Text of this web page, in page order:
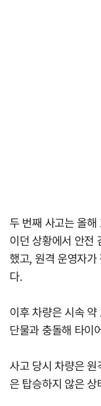
두 번째 사고는 올
이던 상황에서 안전
했고, 원격 운영자
다.
이후 차량은 시속
단물과 충돌해 타이
사고 당시 차량은
은 탑승하지 않은 상